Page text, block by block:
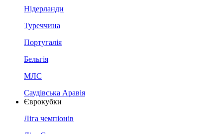
Нідерланди
Туреччина
Португалія
Бельгія
МЛС
Саудівська Аравія
Єврокубки
Ліга чемпіонів